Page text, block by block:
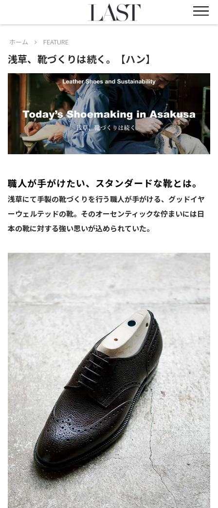
ホーム FEATURE
浅草、靴づくりは続く。【ハン】
職人が手がけたい、スタンダードな靴とは。
浅草にて手製の靴づくりを行う職人が手がける、グッドイヤ
ーウェルテッドの靴。そのオーセンティックな佇まいには日
本の靴に対する強い思いが込められていた。